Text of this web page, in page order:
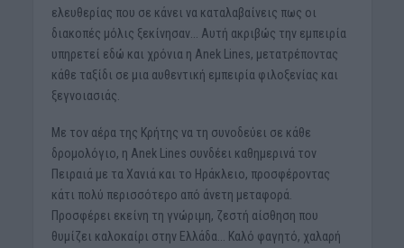
ελευθερίας που σε κάνει να καταλαβαίνεις πως οι
διακοπές μόλις ξεκίνησαν… Αυτή ακριβώς την εμπειρία
υπηρετεί εδώ και χρόνια η Anek Lines, μετατρέποντας
κάθε ταξίδι σε μια αυθεντική εμπειρία φιλοξενίας και
ξεγνοιασιάς.
Με τον αέρα της Κρήτης να τη συνοδεύει σε κάθε
δρομολόγιο, η Anek Lines συνδέει καθημερινά τον
Πειραιά με τα Χανιά και το Ηράκλειο, προσφέροντας
κάτι πολύ περισσότερο από άνετη μεταφορά.
Προσφέρει εκείνη τη γνώριμη, ζεστή αίσθηση που
θυμίζει καλοκαίρι στην Ελλάδα… Καλό φαγητό, χαλαρή